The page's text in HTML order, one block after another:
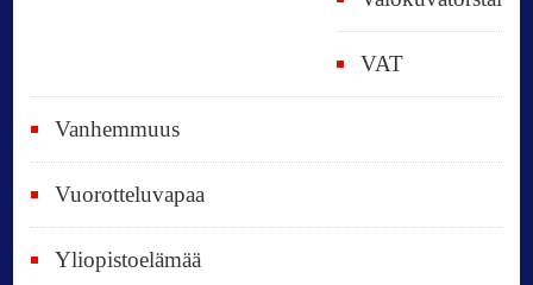
VAT
Vanhemmuus
Vuorotteluvapaa
Yliopistoelämää